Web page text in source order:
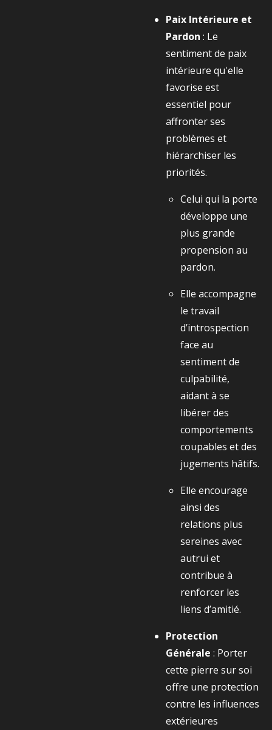
Paix Intérieure et
Pardon : Le
sentiment de paix
intérieure qu'elle
favorise est
essentiel pour
affronter ses
problèmes et
hiérarchiser les
priorités.
Celui qui la porte
développe une
plus grande
propension au
pardon.
Elle accompagne
le travail
d’introspection
face au
sentiment de
culpabilité,
aidant à se
libérer des
comportements
coupables et des
jugements hâtifs.
Elle encourage
ainsi des
relations plus
sereines avec
autrui et
contribue à
renforcer les
liens d’amitié.
Protection
Générale : Porter
cette pierre sur soi
offre une protection
contre les influences
extérieures